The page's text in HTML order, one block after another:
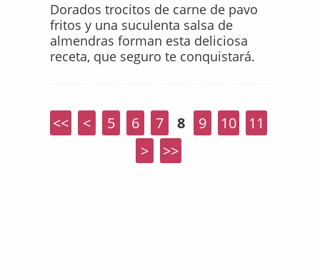
Dorados trocitos de carne de pavo
fritos y una suculenta salsa de
almendras forman esta deliciosa
receta, que seguro te conquistará.
<< < 5 6 7 8 9 10
11
>
>>